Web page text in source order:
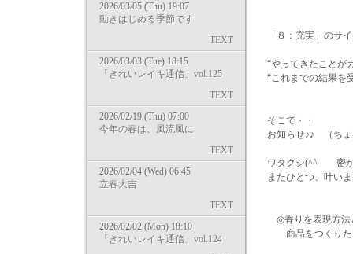
2026/03/05 (Thu) 19:07
動きはじめる季節です
TEXT
2026/03/03 (Tue) 18:15
「きれいレイキ通信」vol.125
TEXT
2026/02/19 (Thu) 07:00
今年の春は、風流風に
TEXT
2026/02/04 (Wed) 06:45
立春大吉
TEXT
2026/02/02 (Mon) 18:10
「きれいレイキ通信」vol.124
「８：充実」のサ
“やってきたことが
“これまでの結果を
そこで・・
お知らせ♪♪ （ちょ
ワタクシ(^^ゞ 密
またひとつ、叶い
◎香りを表現方法
商品をつくりた